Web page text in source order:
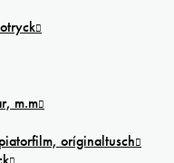
m.m
oríginaltusch